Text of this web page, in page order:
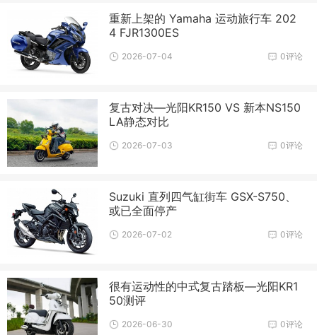
重新上架的 Yamaha 运动旅行车 202
4 FJR1300ES
0评论
2026-07-04
复古对决—光阳KR150 VS 新本NS150
LA静态对比
0评论
2026-07-03
Suzuki 直列四气缸街车 GSX-S750、
或已全面停产
0评论
2026-07-02
很有运动性的中式复古踏板—光阳KR1
50测评
0评论
2026-06-30